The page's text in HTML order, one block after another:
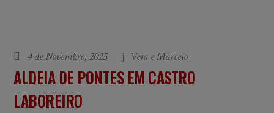
4 de Novembro, 2025 Vera e Marcelo
ALDEIA DE PONTES EM CASTRO
LABOREIRO